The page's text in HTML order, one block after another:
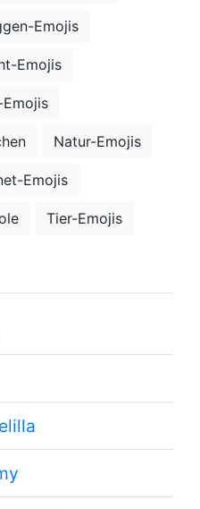
Emojis
Emojis
Emojis
Natur-Emojis
Emojis
Tier-Emojis